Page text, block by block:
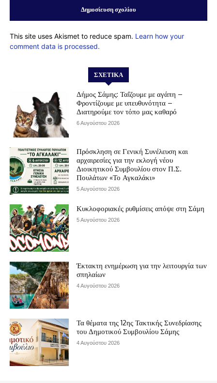
This site uses Akismet to reduce spam. Learn how your
comment data is processed.
ΣΧΕΤΙΚΆ
Δήμος Σάμης: Ταΐζουμε με αγάπη –
Φροντίζουμε με υπευθυνότητα –
Διατηρούμε τον τόπο μας καθαρό
6 Αυγούστου 2026
Πρόσκληση σε Γενική Συνέλευση και
αρχαιρεσίες για την εκλογή νέου
Διοικητικού Συμβουλίου στον Π.Σ.
Πουλάτων «Το Αγκαλάκι»
5 Αυγούστου 2026
Κυκλοφοριακές ρυθμίσεις απόψε στη Σάμη
5 Αυγούστου 2026
Έκτακτη ενημέρωση για την λειτουργία των
σπηλαίων
4 Αυγούστου 2026
Τα θέματα της 12ης Τακτικής Συνεδρίασης
του Δημοτικού Συμβουλίου Σάμης
4 Αυγούστου 2026